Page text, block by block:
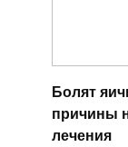
Болят
причины
лечения